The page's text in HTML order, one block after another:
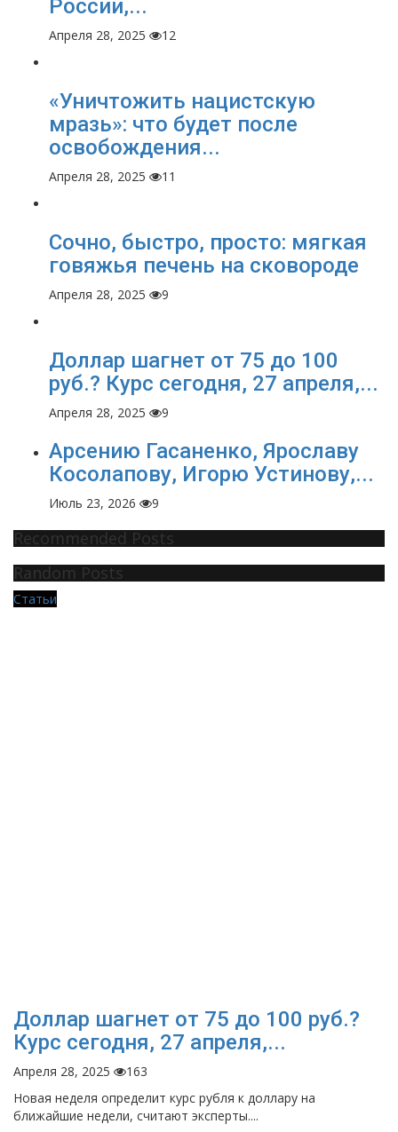
России,...
Апреля 28, 2025 12
«Уничтожить нацистскую
мразь»: что будет после
освобождения...
Апреля 28, 2025 11
Сочно, быстро, просто: мягкая
говяжья печень на сковороде
Апреля 28, 2025 9
Доллар шагнет от 75 до 100
руб.? Курс сегодня, 27 апреля,...
Апреля 28, 2025 9
Арсению Гасаненко, Ярославу
Косолапову, Игорю Устинову,...
Июль 23, 2026 9
Recommended Posts
Random Posts
Статьи
Доллар шагнет от 75 до 100 руб.?
Курс сегодня, 27 апреля,...
Апреля 28, 2025
163
Новая неделя определит курс рубля к доллару на
ближайшие недели, считают эксперты....